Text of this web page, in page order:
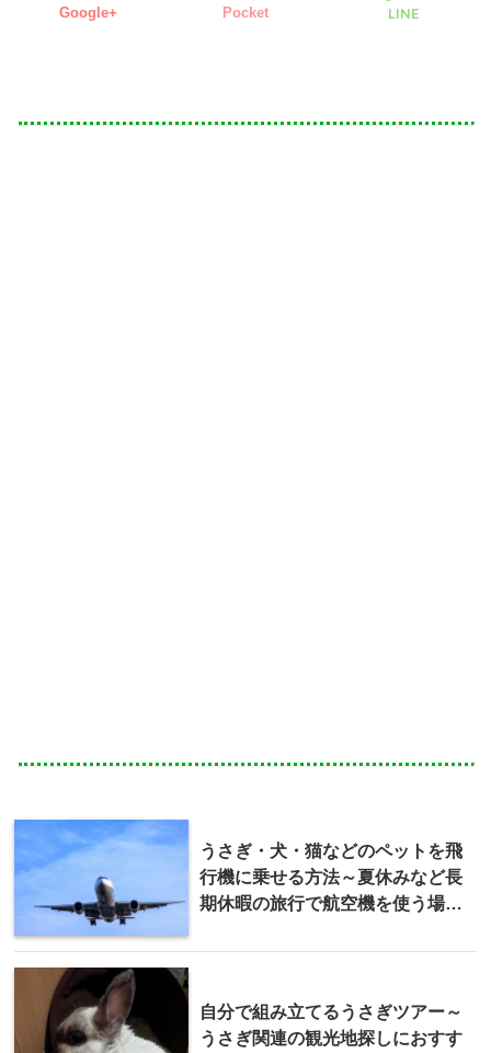
Google+ Pocket LINE
うさぎ・犬・猫などのペットを飛
行機に乗せる方法～夏休みなど長
期休暇の旅行で航空機を使う場合
自分で組み立てるうさぎツアー～
うさぎ関連の観光地探しにおすす